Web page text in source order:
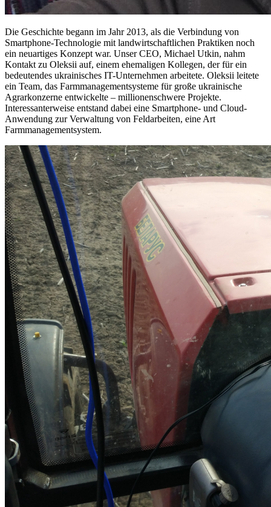
Die Geschichte begann im Jahr 2013, als die Verbindung von
Smartphone-Technologie mit landwirtschaftlichen Praktiken noch
ein neuartiges Konzept war. Unser CEO, Michael Utkin, nahm
Kontakt zu Oleksii auf, einem ehemaligen Kollegen, der für ein
bedeutendes ukrainisches IT-Unternehmen arbeitete. Oleksii leitete
ein Team, das Farmmanagementsysteme für große ukrainische
Agrarkonzerne entwickelte – millionenschwere Projekte.
Interessanterweise entstand dabei eine Smartphone- und Cloud-
Anwendung zur Verwaltung von Feldarbeiten, eine Art
Farmmanagementsystem.